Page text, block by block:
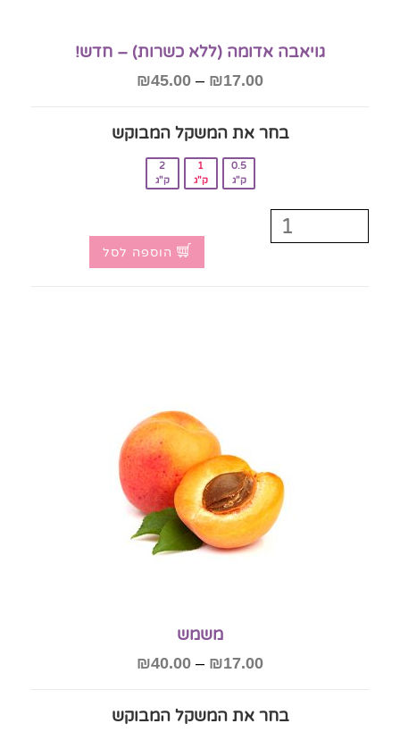
גויאבה אדומה (ללא כשרות) – חדש!
₪17.00
–
₪45.00
בחר את המשקל המבוקש‎
0.5
ק"ג
1
ק"ג
2
ק"ג
הוספה לסל
משמש
₪17.00
–
₪40.00
בחר את המשקל המבוקש‎